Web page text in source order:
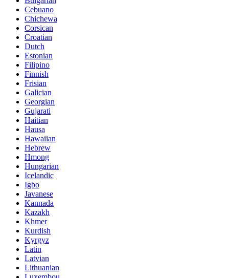
Cebuano
Chichewa
Corsican
Croatian
Dutch
Estonian
Filipino
Finnish
Frisian
Galician
Georgian
Gujarati
Haitian
Hausa
Hawaiian
Hebrew
Hmong
Hungarian
Icelandic
Igbo
Javanese
Kannada
Kazakh
Khmer
Kurdish
Kyrgyz
Latin
Latvian
Lithuanian